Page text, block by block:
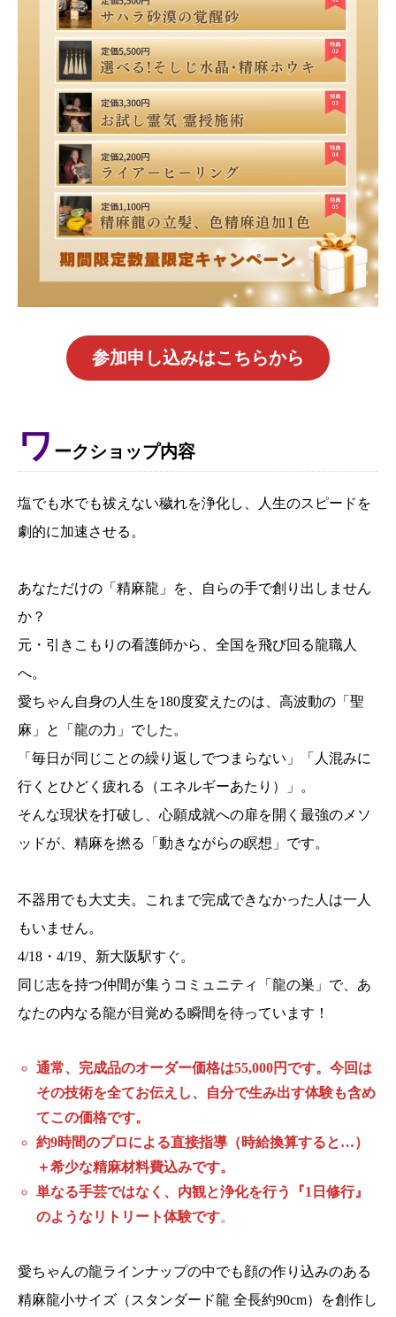
参加申し込みはこちらから
ワ ークショップ内容
塩でも水でも祓えない穢れを浄化し、人生のスピードを
劇的に加速させる。
あなただけの「精麻龍」を、自らの手で創り出しません
か？
元・引きこもりの看護師から、全国を飛び回る龍職人
へ。
愛ちゃん自身の人生を180度変えたのは、高波動の「聖
麻」と「龍の力」でした。
「毎日が同じことの繰り返しでつまらない」「人混みに
行くとひどく疲れる（エネルギーあたり）」。
そんな現状を打破し、心願成就への扉を開く最強のメソ
ッドが、精麻を撚る「動きながらの瞑想」です。
不器用でも大丈夫。これまで完成できなかった人は一人
もいません。
4/18・4/19、新大阪駅すぐ。
同じ志を持つ仲間が集うコミュニティ「龍の巣」で、あ
なたの内なる龍が目覚める瞬間を待っています！
通常、完成品のオーダー価格は55,000円です。今回は
その技術を全てお伝えし、自分で生み出す体験も含め
てこの価格です。
約9時間のプロによる直接指導（時給換算すると…）
＋希少な精麻材料費込みです。
単なる手芸ではなく、内観と浄化を行う『1 日修行』
のようなリトリート体験です。
愛ちゃんの龍ラインナップの中でも顔の作り込みのある
精麻龍小サイズ（スタンダード龍 全長約90cm）を創作し